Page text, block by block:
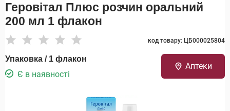
Геровітал Плюс розчин оральний
200 мл 1 флакон
код товару: ЦБ000025804
Упаковка / 1 флакон
Є в наявності
Аптеки